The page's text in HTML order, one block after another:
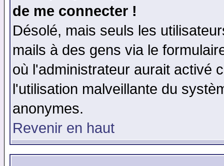
de me connecter !
Désolé, mais seuls les
mails à des gens via le
où l'administrateur aurait activé
l'utilisation malveillante du
anonymes.
Revenir en haut